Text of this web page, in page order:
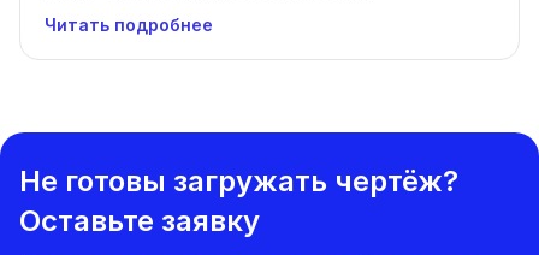
Читать подробнее
Не готовы загружать чертёж?
Оставьте заявку